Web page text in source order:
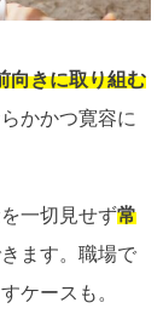
向きに取り組む
かかつ寛容に
一切見せず常
ます。職場で
ケースも。